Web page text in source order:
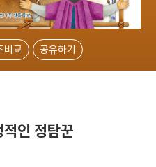
비교 공유하기
인 정탐꾼